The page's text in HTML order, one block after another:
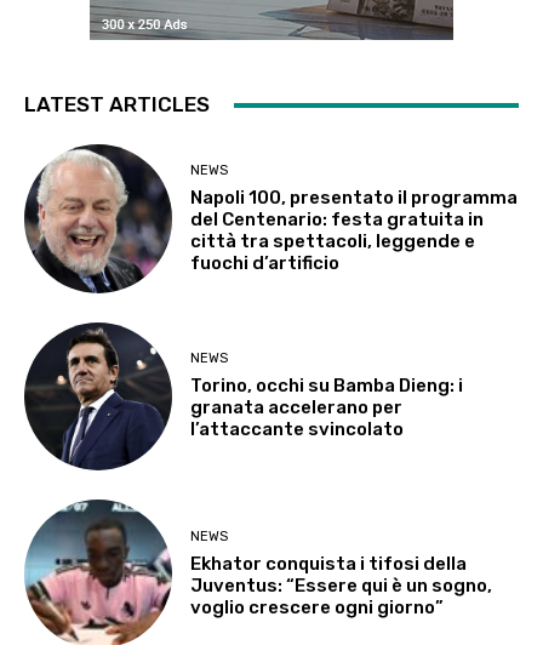
LATEST ARTICLES
NEWS
Napoli 100, presentato il programma
del Centenario: festa gratuita in
città tra spettacoli, leggende e
fuochi d’artificio
NEWS
Torino, occhi su Bamba Dieng: i
granata accelerano per
l’attaccante svincolato
NEWS
Ekhator conquista i tifosi della
Juventus: “Essere qui è un sogno,
voglio crescere ogni giorno”